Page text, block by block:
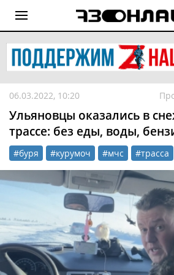
06.03.2022, 10:20
Ульяновцы оказались в
трассе: без еды, воды,
#буря #курумоч #мчс #трасса